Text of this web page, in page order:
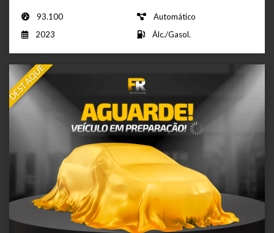
93.100
Automático
2023
Álc./Gasol.
DESTAQUE